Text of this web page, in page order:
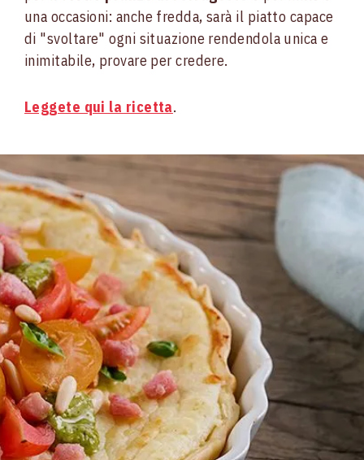
una occasioni: anche fredda, sarà il piatto capace
di "svoltare" ogni situazione rendendola unica e
inimitabile, provare per credere.
Leggete qui la ricetta.